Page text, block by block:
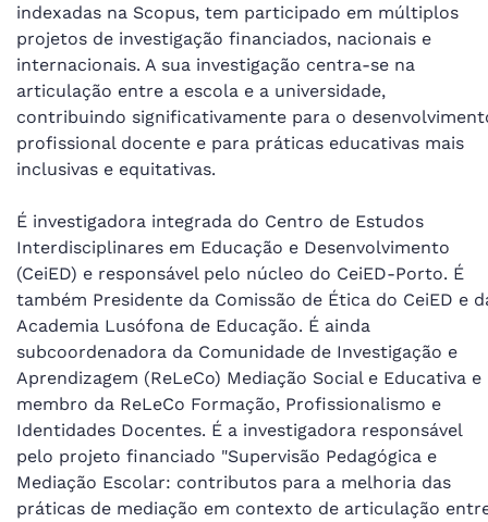
indexadas na Scopus, tem participado em múltiplos
projetos de investigação financiados, nacionais e
internacionais. A sua investigação centra-se na
articulação entre a escola e a universidade,
contribuindo significativamente para o
profissional docente e para práticas educativas mais
inclusivas e equitativas.
É investigadora integrada do Centro de Estudos
Interdisciplinares em Educação e Desenvolvimento
(CeiED) e responsável pelo núcleo do CeiED-Porto. É
também Presidente da Comissão de Ética do CeiED e
Academia Lusófona de Educação. É ainda
subcoordenadora da Comunidade de Investigação e
Aprendizagem (ReLeCo) Mediação Social e Educativa e
membro da ReLeCo Formação, Profissionalismo e
Identidades Docentes. É a investigadora responsável
pelo projeto financiado "Supervisão Pedagógica e
Mediação Escolar: contributos para a melhoria das
práticas de mediação em contexto de articulação